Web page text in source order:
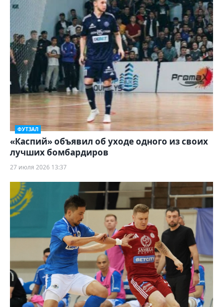
ФУТЗАЛ
«Каспий» объявил об уходе одного из своих
лучших бомбардиров
27 июля 2026 13:37